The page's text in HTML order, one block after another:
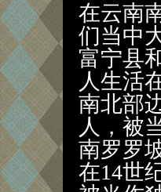
在云南
们当中
富宁县
人生活
南北部
人，被
南罗罗
在14世